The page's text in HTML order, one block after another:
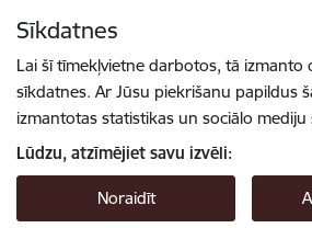
Sīkdatnes
Lai šī tīmekļvietne darbotos, tā izmanto
sīkdatnes. Ar Jūsu piekrišanu papildus
izmantotas statistikas un sociālo mediju
Lūdzu, atzīmējiet savu izvēli:
Noraidīt